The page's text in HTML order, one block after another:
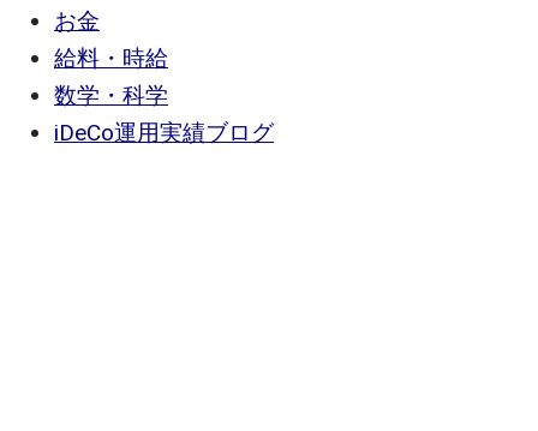
お金
給料・時給
数学・科学
iDeCo運用実績ブログ